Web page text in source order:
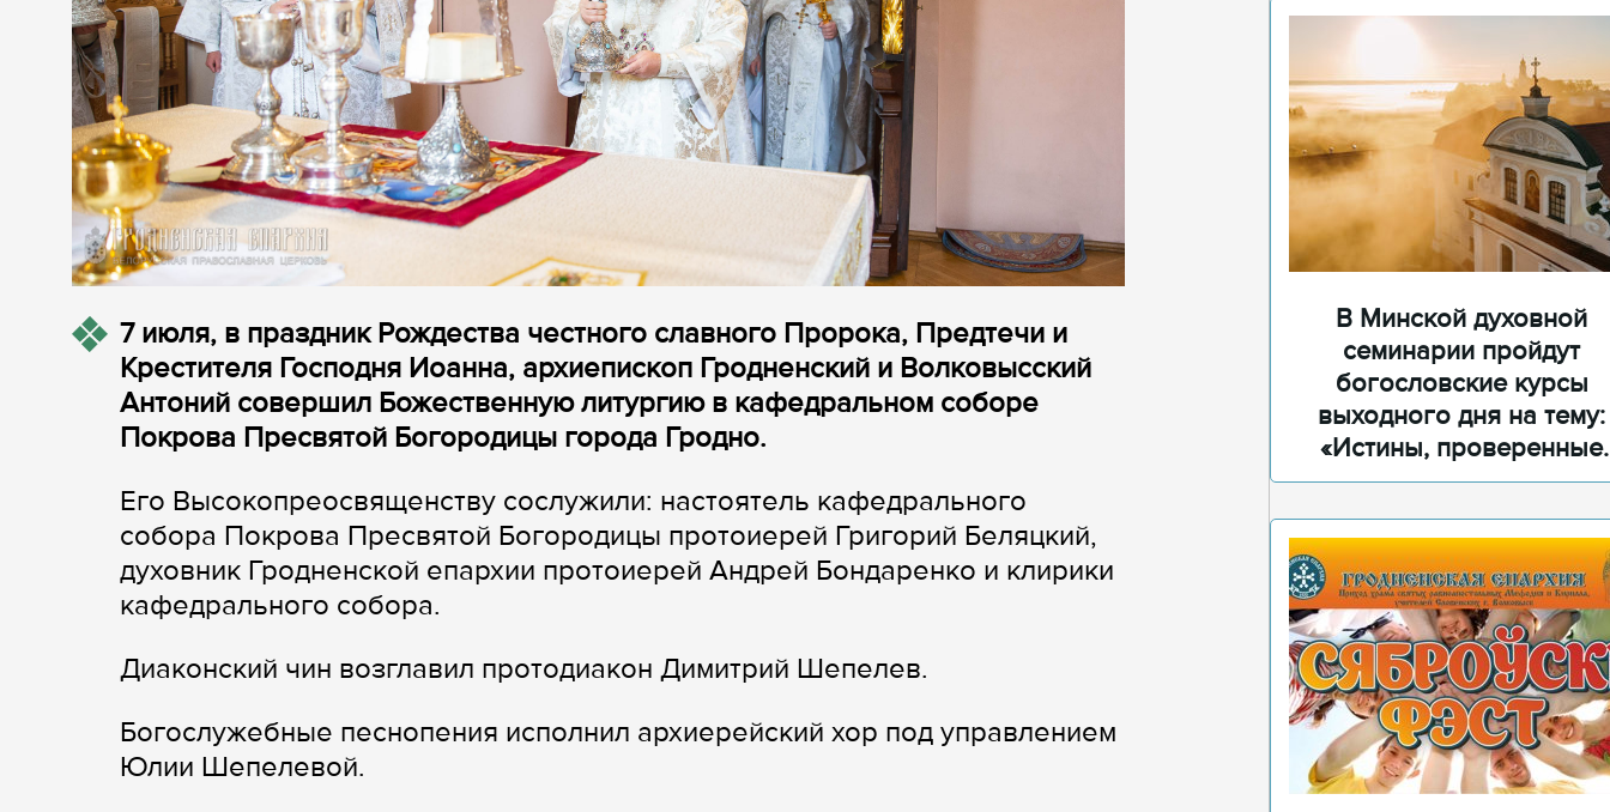
7 июля, в праздник Рождества честного славного Пророка, Предтечи и
Крестителя Господня Иоанна, архиепископ Гродненский и Волковысский
Антоний совершил Божественную литургию в кафедральном соборе
Покрова Пресвятой Богородицы города Гродно.
Его Высокопреосвященству сослужили: настоятель кафедрального
собора Покрова Пресвятой Богородицы протоиерей Григорий Беляцкий,
духовник Гродненской епархии протоиерей Андрей Бондаренко и клирики
кафедрального собора.
Диаконский чин возглавил протодиакон Димитрий Шепелев.
Богослужебные песнопения исполнил архиерейский хор под управлением
Юлии Шепелевой.
В Минской духовной
семинарии пройдут
богословские курсы
выходного дня на тему:
«Истины, проверенные
временем»